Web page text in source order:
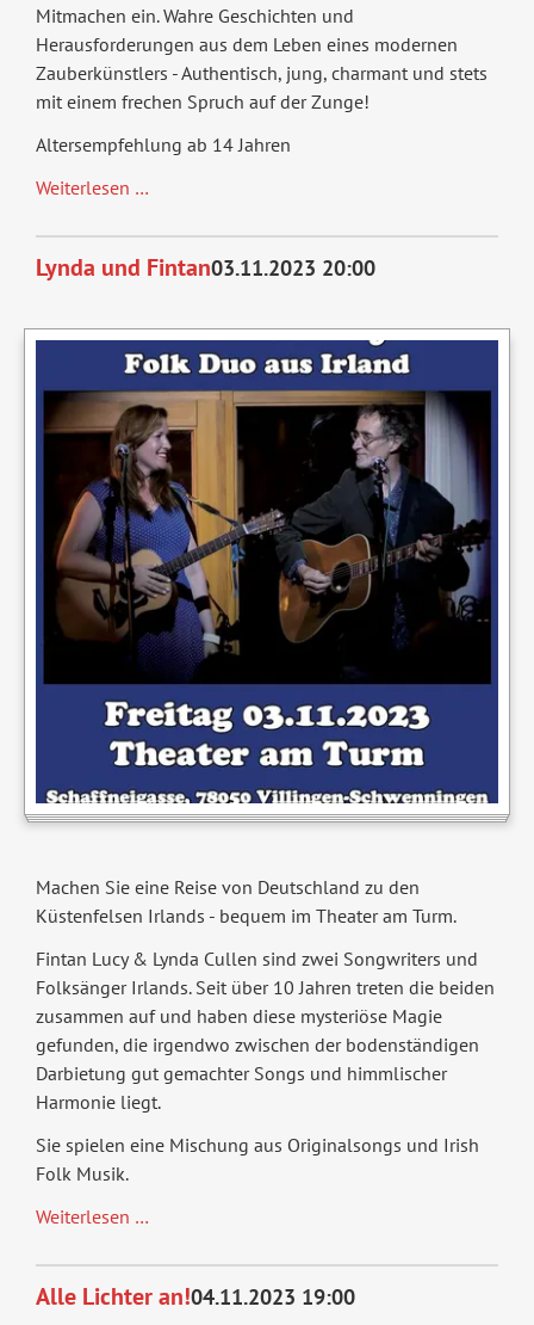
Mitmachen ein. Wahre Geschichten und
Herausforderungen aus dem Leben eines modernen
Zauberkünstlers - Authentisch, jung, charmant und stets
mit einem frechen Spruch auf der Zunge!
Altersempfehlung ab 14 Jahren
Weiterlesen …
Lynda und Fintan03.11.2023 20:00
Machen Sie eine Reise von Deutschland zu den
Küstenfelsen Irlands - bequem im Theater am Turm.
Fintan Lucy & Lynda Cullen sind zwei Songwriters und
Folksänger Irlands. Seit über 10 Jahren treten die beiden
zusammen auf und haben diese mysteriöse Magie
gefunden, die irgendwo zwischen der bodenständigen
Darbietung gut gemachter Songs und himmlischer
Harmonie liegt.
Sie spielen eine Mischung aus Originalsongs und Irish
Folk Musik.
Weiterlesen …Lynda
Fintan
Alle Lichter an!04.11.2023 19:00